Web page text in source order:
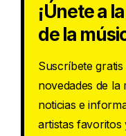
¡Únete a
de la
Suscríbete
novedades de la
noticias e
artistas favoritos